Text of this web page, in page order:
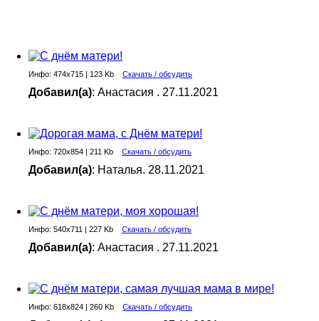
Инфо: 474х715 | 123 Kb Скачать / обсудить
Добавил(а): Анастасия . 27.11.2021
Инфо: 720х854 | 211 Kb Скачать / обсудить
Добавил(а): Наталья. 28.11.2021
Инфо: 540х711 | 227 Kb Скачать / обсудить
Добавил(а): Анастасия . 27.11.2021
Инфо: 618х824 | 260 Kb Скачать / обсудить